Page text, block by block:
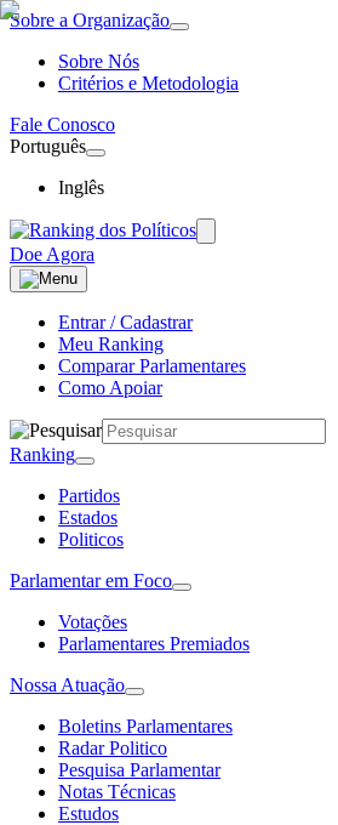
Sobre a Organização
Sobre Nós
Critérios e Metodologia
Fale Conosco
Português
Inglês
Doe Agora
Entrar / Cadastrar
Meu Ranking
Comparar Parlamentares
Como Apoiar
Ranking
Partidos
Estados
Politicos
Parlamentar em Foco
Votações
Parlamentares Premiados
Nossa Atuação
Boletins Parlamentares
Radar Politico
Pesquisa Parlamentar
Notas Técnicas
Estudos